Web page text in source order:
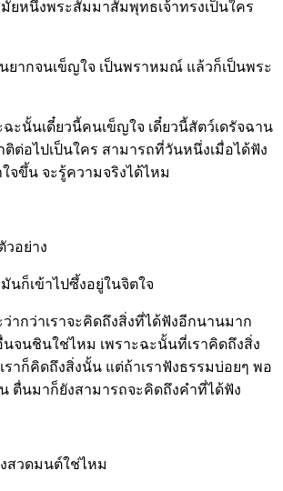
ยหนึ่งพระสัมมาสัมพุทธเจ้าทรงเป็นใคร
ยากจนเข็ญใจ เป็นพราหมณ์ แล้วก็เป็นพระ
ฉะนั้นเดี๋ยวนี้คนเข็ญใจ เดี๋ยวนี้สัตว์เดรัจฉาน
ต่อไปเป็นใคร สามารถที่วันหนึ่งเมื่อได้ฟัง
จขึ้น จะรู้ความจริงได้ไหม
วอย่าง
นก็เข้าไปซึ้งอยู่ในจิตใจ
ว่ากว่าเราจะคิดถึงสิ่งที่ได้ฟังอีกนานมาก
นจนชินใช่ไหม เพราะฉะนั้นที่เราคิดถึงสิ่ง
าก็คิดถึงสิ่งนั้น แต่ถ้าเราฟังธรรมบ่อยๆ พอ
ตื่นมาก็ยังสามารถจะคิดถึงคำที่ได้ฟัง
สวดมนต์ใช่ไหม